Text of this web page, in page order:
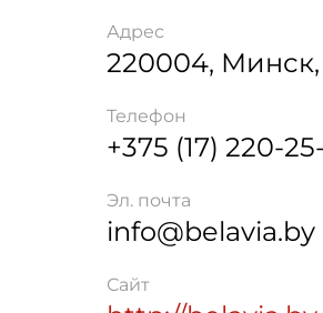
Адрес
220004, Минск,
Телефон
+375 (17) 220-
Эл. почта
info@belavia.by
Сайт